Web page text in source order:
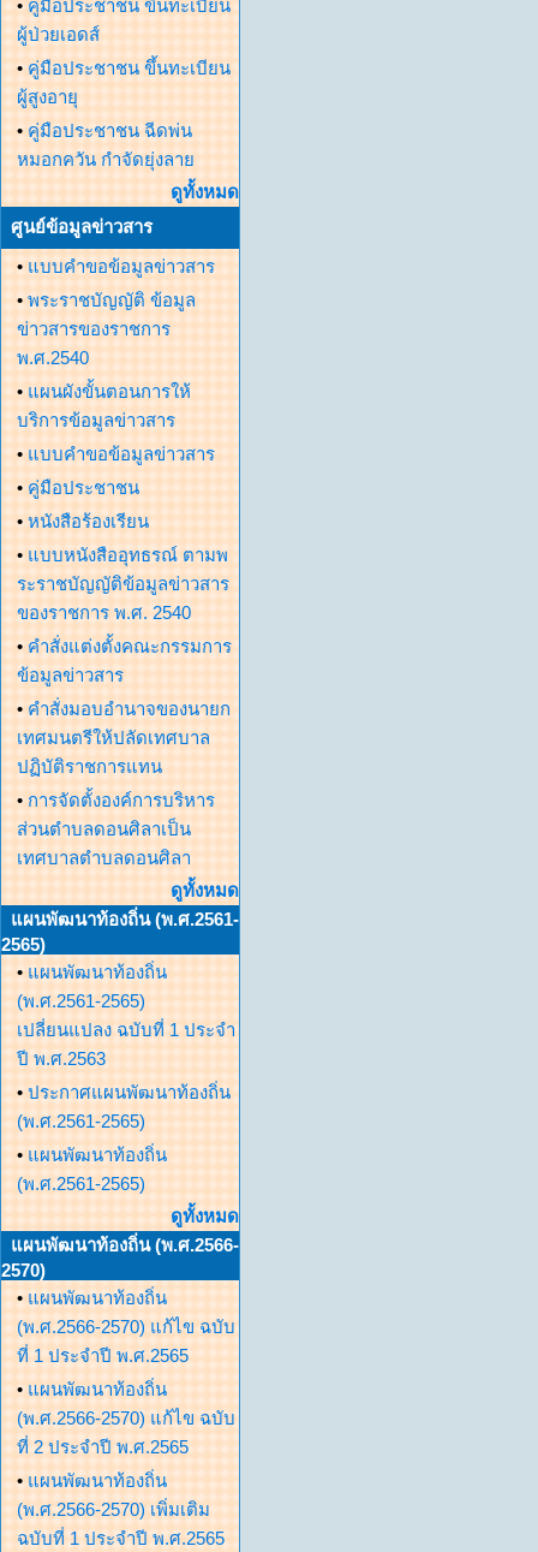
• คู่มือประชาชน ขึ้นทะเบียน
ผู้ป่วยเอดส์
• คู่มือประชาชน ขึ้นทะเบียน
ผู้สูงอายุ
• คู่มือประชาชน ฉีดพ่น
หมอกควัน กำจัดยุ่งลาย
ดูทั้งหมด
ศูนย์ข้อมูลข่าวสาร
• แบบคำขอข้อมูลข่าวสาร
• พระราชบัญญัติ ข้อมูล
ข่าวสารของราชการ
พ.ศ.2540
• แผนผังขั้นตอนการให้
บริการข้อมูลข่าวสาร
• แบบคำขอข้อมูลข่าวสาร
• คู่มือประชาชน
• หนังสือร้องเรียน
• แบบหนังสืออุทธรณ์ ตามพ
ระราชบัญญัติข้อมูลข่าวสาร
ของราชการ พ.ศ. 2540
• คำสั่งแต่งตั้งคณะกรรมการ
ข้อมูลข่าวสาร
• คำสั่งมอบอำนาจของนายก
เทศมนตรีให้ปลัดเทศบาล
ปฏิบัติราชการแทน
• การจัดตั้งองค์การบริหาร
ส่วนตำบลดอนศิลาเป็น
เทศบาลตำบลดอนศิลา
ดูทั้งหมด
แผนพัฒนาท้องถิ่น (พ.ศ.2561-
2565)
• แผนพัฒนาท้องถิ่น
(พ.ศ.2561-2565)
เปลี่ยนแปลง ฉบับที่ 1 ประจำ
ปี พ.ศ.2563
• ประกาศแผนพัฒนาท้องถิ่น
(พ.ศ.2561-2565)
• แผนพัฒนาท้องถิ่น
(พ.ศ.2561-2565)
ดูทั้งหมด
แผนพัฒนาท้องถิ่น (พ.ศ.2566-
2570)
• แผนพัฒนาท้องถิ่น
(พ.ศ.2566-2570) แก้ไข ฉบับ
ที่ 1 ประจำปี พ.ศ.2565
• แผนพัฒนาท้องถิ่น
(พ.ศ.2566-2570) แก้ไข ฉบับ
ที่ 2 ประจำปี พ.ศ.2565
• แผนพัฒนาท้องถิ่น
(พ.ศ.2566-2570) เพิ่มเติม
ฉบับที่ 1 ประจำปี พ.ศ.2565